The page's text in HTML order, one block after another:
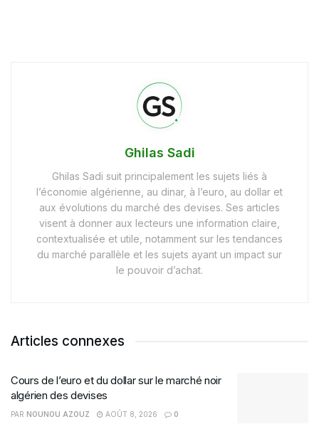
Ghilas Sadi
Ghilas Sadi suit principalement les sujets liés à
l’économie algérienne, au dinar, à l’euro, au dollar et
aux évolutions du marché des devises. Ses articles
visent à donner aux lecteurs une information claire,
contextualisée et utile, notamment sur les tendances
du marché parallèle et les sujets ayant un impact sur
le pouvoir d’achat.
Articles connexes
Cours de l’euro et du dollar sur le marché noir
algérien des devises
PAR NOUNOU AZOUZ AOÛT 8, 2026 0